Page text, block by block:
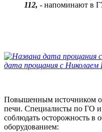
112, - напоминают в
дата прощания с Николаем
Повышенным источником
печи. Специалисты по ГО и
соблюдать осторожность в
оборудованием: